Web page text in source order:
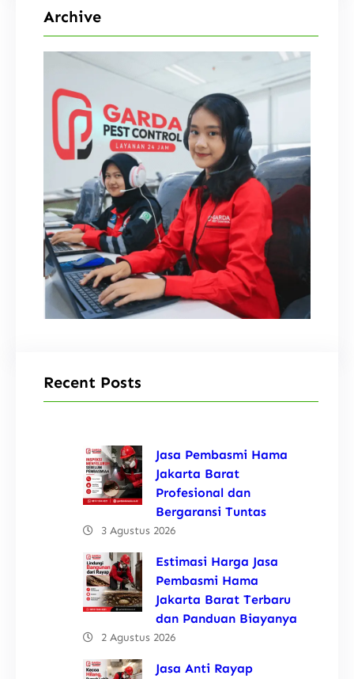
Archive
Recent Posts
Jasa Pembasmi Hama
Jakarta Barat
Profesional dan
Bergaransi Tuntas
3 Agustus 2026
Estimasi Harga Jasa
Pembasmi Hama
Jakarta Barat Terbaru
dan Panduan Biayanya
2 Agustus 2026
Jasa Anti Rayap